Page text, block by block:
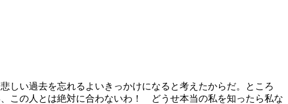
しい過去を忘れるよいきっかけになると考えたからだ。ところ
この人とは絶対に合わないわ！ どうせ本当の私を知ったら私な